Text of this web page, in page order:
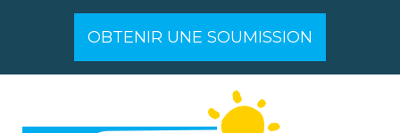
OBTENIR UNE SOUMISSION